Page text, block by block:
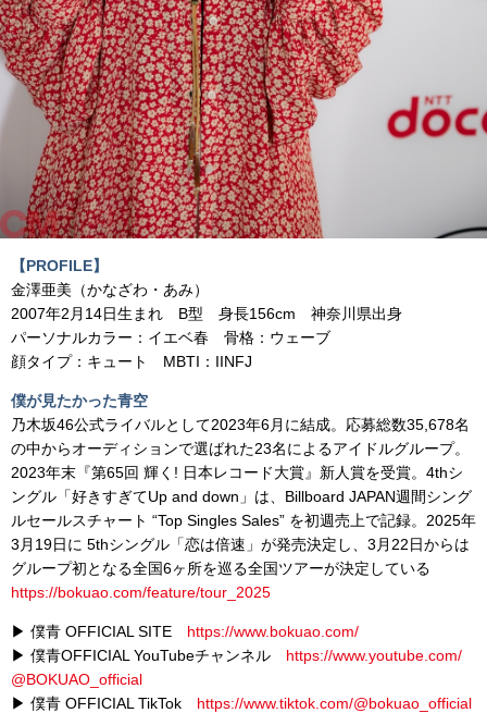
【PROFILE】
金澤亜美（かなざわ・あみ）
2007年2月14日生まれ B型 身長156cm 神奈川県出身
パーソナルカラー：イエベ春 骨格：ウェーブ
顔タイプ：キュート MBTI：IINFJ
僕が見たかった青空
乃木坂46公式ライバルとして2023年6月に結成。応募総数35,678名
の中からオーディションで選ばれた23名によるアイドルグループ。
2023年末『第65回 輝く! 日本レコード大賞』新人賞を受賞。4thシ
ングル「好きすぎてUp and down」は、Billboard JAPAN週間シング
ルセールスチャート “Top Singles Sales” を初週売上で記録。2025年
3月19日に 5thシングル「恋は倍速」が発売決定し、3月22日からは
グループ初となる全国6ヶ所を巡る全国ツアーが決定している
https://bokuao.com/feature/tour_2025
▶ 僕青 OFFICIAL SITE https://www.bokuao.com/
▶ 僕青OFFICIAL YouTubeチャンネル https://www.youtube.com/
@BOKUAO_official
▶ 僕青 OFFICIAL TikTok https://www.tiktok.com/@bokuao_official